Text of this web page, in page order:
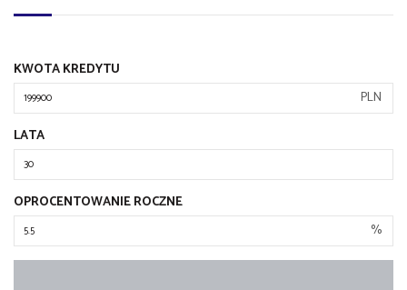
KWOTA KREDYTU
PLN
LATA
OPROCENTOWANIE ROCZNE
%